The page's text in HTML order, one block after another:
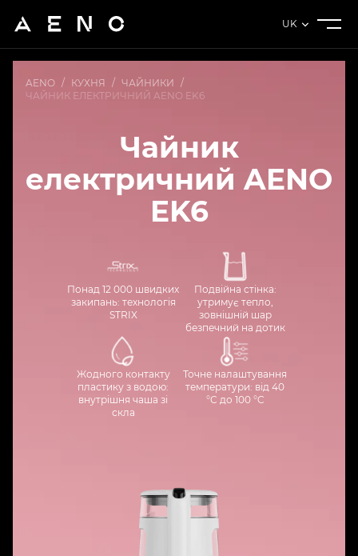
UK
AENO / КУХНЯ / ЧАЙНИКИ /
ЧАЙНИК ЕЛЕКТРИЧНИЙ AENO EK6
Чайник
електричний AENO
EK6
Понад 12 000 швидких
закипань: технологія
STRIX
Подвійна стінка:
утримує тепло,
зовнішній шар
безпечний на дотик
Жодного контакту
пластику з водою:
внутрішня чаша зі
скла
Точне налаштування
температури: від 40
°C до 100 °C